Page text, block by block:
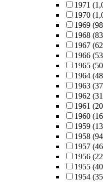
1971
1970
1969
1968
1967
1966
1965
1964
1963
1962
1961
1960
1959
1958
1957
1956
1955
1954